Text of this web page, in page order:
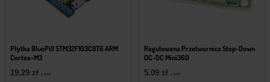
Płytka BluePill STM32F103C8T6 ARM
Cortex-M3
19,29 zł z VAT
Regulowana Przetwornica Step-Down
DC-DC Mini360
5,09 zł z VAT